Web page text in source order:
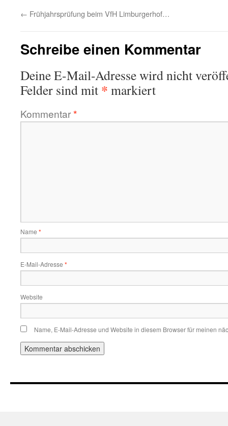
← Frühjahrsprüfung beim VfH Limburgerhof…
Schreibe einen Kommentar
Deine E-Mail-Adresse wird nicht
Felder sind mit * markiert
Kommentar*
Name *
E-Mail-Adresse *
Website
Name, E-Mail-Adresse und Website in diesem Browser für meinen